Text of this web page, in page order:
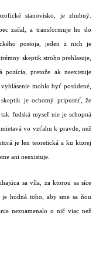
stanovisko, je zhubný.
začal, a transformuje ho do
postoja, jeden z nich je
skeptik stroho prehlasuje,
pozícia, pretože ak neexistuje
mohlo byť posúdené,
skeptik je ochotný pripustiť, že
ľudská myseľ nie je schopná
vo vzťahu k pravde, než
je len teoretická a ku ktorej
ani neexistuje.
sa víla, za ktorou sa síce
hodná toho, aby sme sa ňou
neznamenalo o nič viac než